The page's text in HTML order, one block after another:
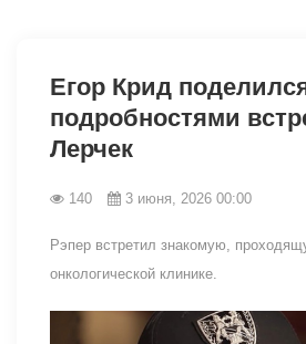
Егор Крид
подробностями
Лерчек
140 3 июня, 2026 00:00
Рэпер встретил знакомую,
онкологической клинике.